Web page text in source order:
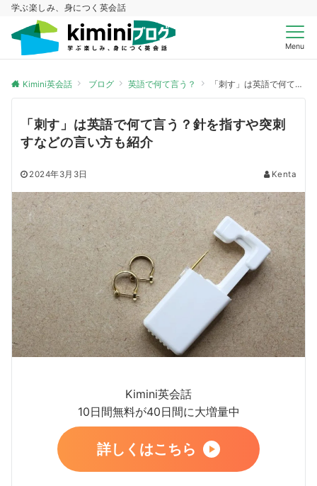
学ぶ楽しみ、身につく英会話
Menu
Kimini英会話 ブログ 英語で何て言う？ 「刺す」は英語で何て言う？針を指すや突刺すなどの言い方も紹介
「刺す」は英語で何て言う？針を指すや突刺
すなどの言い方も紹介
2024年3月3日 Kenta
Kimini英会話
10日間無料が40日間に大増量中
詳しくはこちら